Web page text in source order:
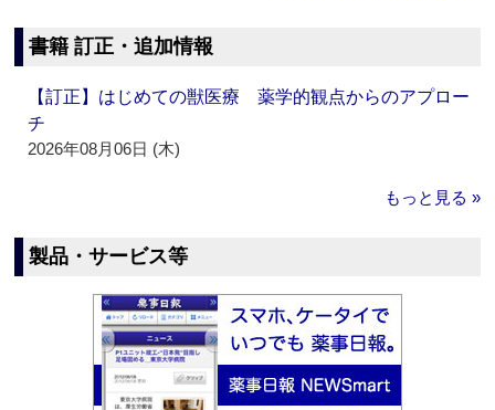
書籍 訂正・追加情報
【訂正】はじめての獣医療 薬学的観点からのアプロー
チ
2026年08月06日 (木)
もっと見る »
製品・サービス等